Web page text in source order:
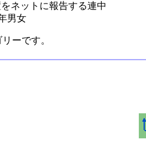
をネットに報告する連中
男女
ーです。